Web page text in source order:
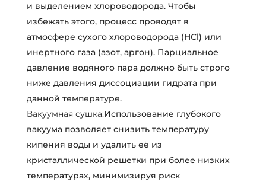
и выделением хлороводорода. Чтобы
избежать этого, процесс проводят в
атмосфере сухого хлороводорода (HCl) или
инертного газа (азот, аргон). Парциальное
давление водяного пара должно быть строго
ниже давления диссоциации гидрата при
данной температуре.
Вакуумная сушка:Использование глубокого
вакуума позволяет снизить температуру
кипения воды и удалить её из
кристаллической решетки при более низких
температурах, минимизируя риск